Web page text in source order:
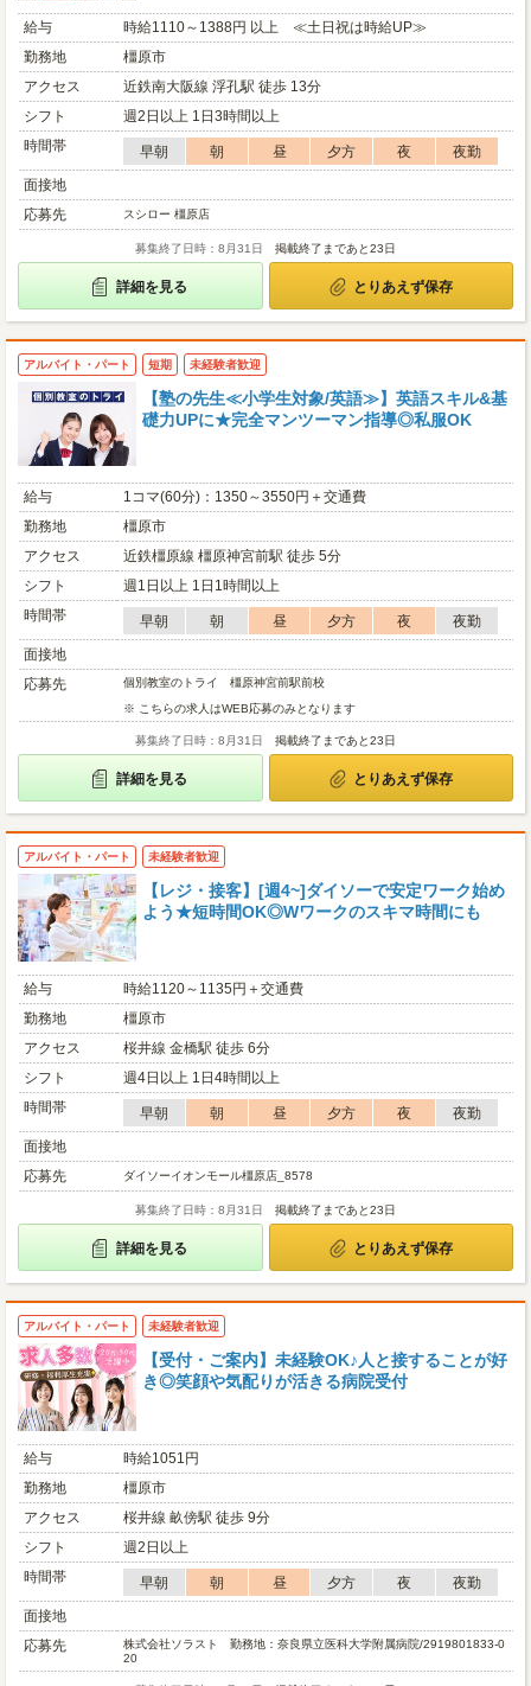
給与
時給1110～1388円 以上 ≪土日祝は時給UP≫
勤務地
橿原市
アクセス
近鉄南大阪線 浮孔駅 徒歩 13分
シフト
週2日以上 1日3時間以上
時間帯
早朝 朝 昼 夕方 夜
夜勤
面接地
応募先
スシロー 橿原店
募集終了日時：8月31日 掲載終了まであと23日
詳細を見る とりあえず保存
アルバイト・パート 短期 未経験者歓迎
【塾の先生≪小学生対象/英語≫】英語スキル&基
礎力UPに★完全マンツーマン指導◎私服OK
給与
1コマ(60分)：1350～3550円＋交通費
勤務地
橿原市
アクセス
近鉄橿原線 橿原神宮前駅 徒歩 5分
シフト
週1日以上 1日1時間以上
時間帯
早朝 朝 昼 夕方 夜
夜勤
面接地
応募先
個別教室のトライ 橿原神宮前駅前校
※ こちらの求人はWEB応募のみとなります
募集終了日時：8月31日 掲載終了まであと23日
詳細を見る とりあえず保存
アルバイト・パート 未経験者歓迎
【レジ・接客】[週4~]ダイソーで安定ワーク始め
よう★短時間OK◎Wワークのスキマ時間にも
給与
時給1120～1135円＋交通費
勤務地
橿原市
アクセス
桜井線 金橋駅 徒歩 6分
シフト
週4日以上 1日4時間以上
時間帯
早朝 朝 昼 夕方 夜
夜勤
面接地
応募先
ダイソーイオンモール橿原店_8578
募集終了日時：8月31日 掲載終了まであと23日
詳細を見る とりあえず保存
アルバイト・パート 未経験者歓迎
【受付・ご案内】未経験OK♪人と接することが好
き◎笑顔や気配りが活きる病院受付
給与
時給1051円
勤務地
橿原市
アクセス
桜井線 畝傍駅 徒歩 9分
シフト
週2日以上
時間帯
早朝 朝 昼 夕方 夜
夜勤
面接地
応募先
株式会社ソラスト 勤務地：奈良県立医科大学附属病院/2919801833-0
20